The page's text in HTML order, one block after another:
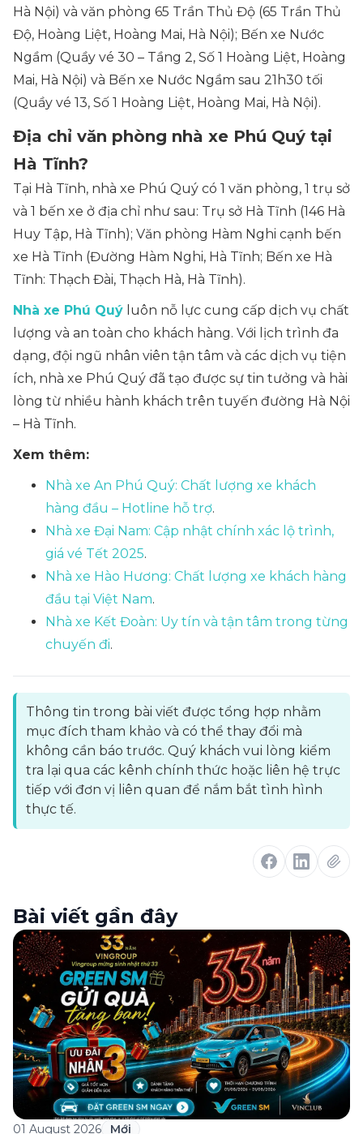
Hà Nội) và văn phòng 65 Trần Thủ Độ (65 Trần Thủ
Độ, Hoàng Liệt, Hoàng Mai, Hà Nội); Bến xe Nước
Ngầm (Quầy vé 30 – Tầng 2, Số 1 Hoàng Liệt, Hoàng
Mai, Hà Nội) và Bến xe Nước Ngầm sau 21h30 tối
(Quầy vé 13, Số 1 Hoàng Liệt, Hoàng Mai, Hà Nội).
Địa chỉ văn phòng nhà xe Phú Quý tại
Hà Tĩnh?
Tại Hà Tĩnh, nhà xe Phú Quý có 1 văn phòng, 1 trụ sở
và 1 bến xe ở địa chỉ như sau: Trụ sở Hà Tĩnh (146 Hà
Huy Tập, Hà Tĩnh); Văn phòng Hàm Nghi cạnh bến
xe Hà Tĩnh (Đường Hàm Nghi, Hà Tĩnh; Bến xe Hà
Tĩnh: Thạch Đài, Thạch Hà, Hà Tĩnh).
Nhà xe Phú Quý luôn nỗ lực cung cấp dịch vụ chất
lượng và an toàn cho khách hàng. Với lịch trình đa
dạng, đội ngũ nhân viên tận tâm và các dịch vụ tiện
ích, nhà xe Phú Quý đã tạo được sự tin tưởng và hài
lòng từ nhiều hành khách trên tuyến đường Hà Nội
– Hà Tĩnh.
Xem thêm:
Nhà xe An Phú Quý: Chất lượng xe khách
hàng đầu – Hotline hỗ trợ.
Nhà xe Đại Nam: Cập nhật chính xác lộ trình,
giá vé Tết 2025.
Nhà xe Hào Hương: Chất lượng xe khách hàng
đầu tại Việt Nam.
Nhà xe Kết Đoàn: Uy tín và tận tâm trong từng
chuyến đi.
Thông tin trong bài viết được tổng hợp nhằm
mục đích tham khảo và có thể thay đổi mà
không cần báo trước. Quý khách vui lòng kiểm
tra lại qua các kênh chính thức hoặc liên hệ trực
tiếp với đơn vị liên quan để nắm bắt tình hình
thực tế.
Bài viết gần đây
01 August 2026 Mới